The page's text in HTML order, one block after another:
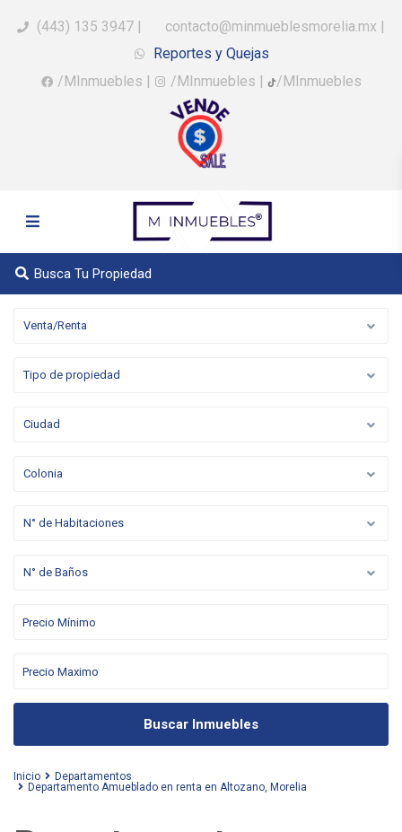
(443) 135 3947 | contacto@minmueblesmorelia.mx |
Reportes y Quejas
/MInmuebles | /MInmuebles | /MInmuebles
Busca Tu Propiedad
Venta/Renta
Tipo de propiedad
Ciudad
Colonia
N° de Habitaciones
N° de Baños
Buscar Inmuebles
Inicio
Departamentos
Departamento Amueblado en renta en Altozano, Morelia